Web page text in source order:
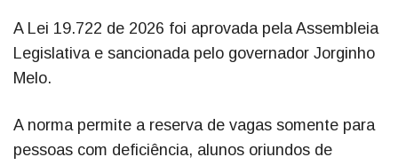
A Lei 19.722 de 2026 foi aprovada pela Assembleia
Legislativa e sancionada pelo governador Jorginho
Melo.
A norma permite a reserva de vagas somente para
pessoas com deficiência, alunos oriundos de